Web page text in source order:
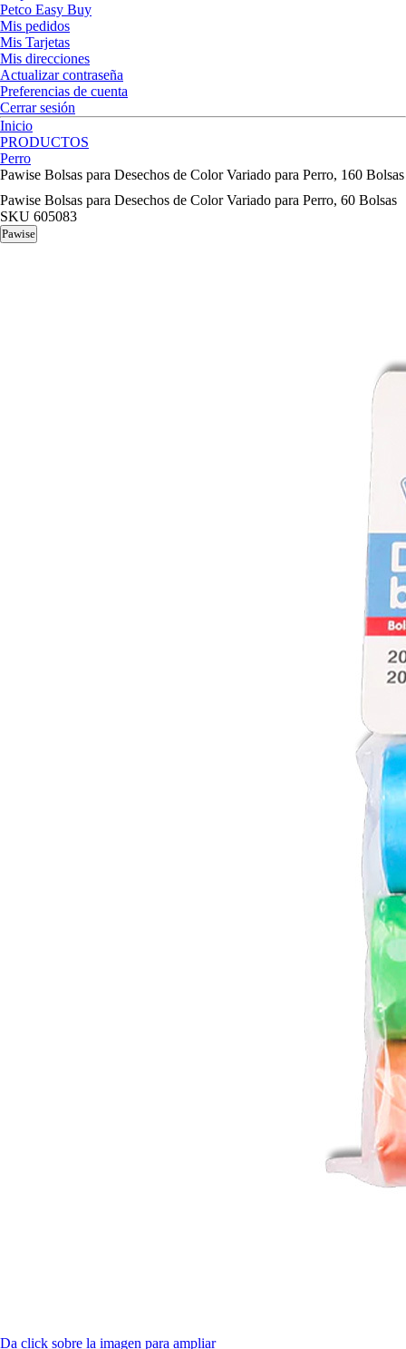
Petco Easy Buy
Mis pedidos
Mis Tarjetas
Mis direcciones
Actualizar contraseña
Preferencias de cuenta
Cerrar sesión
Inicio
PRODUCTOS
Perro
Pawise Bolsas para Desechos de Color Variado para Perro, 160 Bolsas
Pawise Bolsas para Desechos de Color Variado para Perro, 60 Bolsas
SKU 605083
Pawise
Da click sobre la imagen para ampliar